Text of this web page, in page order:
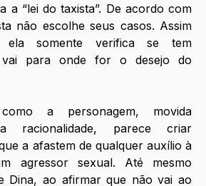
a “lei do taxista”. De acordo com
não escolhe seus casos. Assim
somente verifica se tem
vai para onde for o desejo do
a personagem, movida
racionalidade, parece criar
a afastem de qualquer auxílio à
agressor sexual. Até mesmo
Dina, ao afirmar que não vai ao